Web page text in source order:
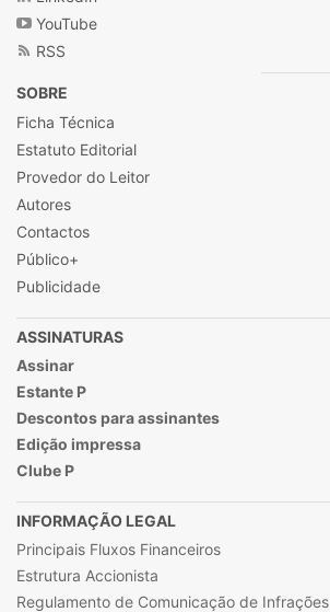
YouTube
RSS
SOBRE
Ficha Técnica
Estatuto Editorial
Provedor do Leitor
Autores
Contactos
Público+
Publicidade
ASSINATURAS
Assinar
Estante P
Descontos para assinantes
Edição impressa
Clube P
INFORMAÇÃO LEGAL
Principais Fluxos Financeiros
Estrutura Accionista
Regulamento de Comunicação de Infrações